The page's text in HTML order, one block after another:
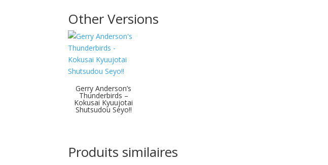
Other Versions
Gerry Anderson’s
Thunderbirds –
Kokusai Kyuujotai
Shutsudou Seyo!!
Produits similaires